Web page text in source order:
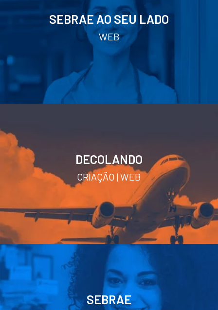
SEBRAE AO SEU LADO
WEB
DECOLANDO
CRIAÇÃO WEB
SEBRAE